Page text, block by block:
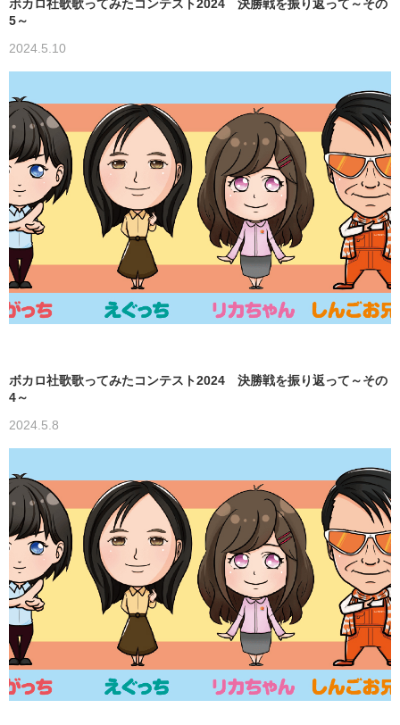
ボカロ社歌歌ってみたコンテスト2024 決勝戦を振り返って～その
5～
2024.5.10
ボカロ社歌歌ってみたコンテスト2024 決勝戦を振り返って～その
4～
2024.5.8